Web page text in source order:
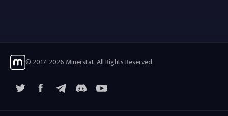
© 2017-2026 Minerstat. All Rights Reserved.
FacebookTelegramYouTube